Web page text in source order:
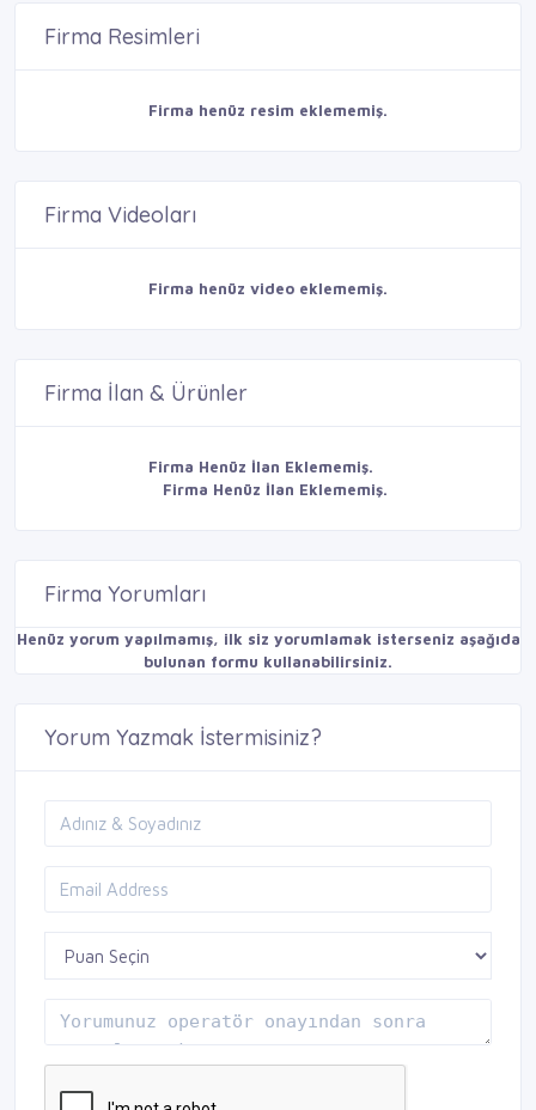
Firma Resimleri
Firma henüz resim eklememiş.
Firma Videoları
Firma henüz video eklememiş.
Firma İlan & Ürünler
Firma Henüz İlan Eklememiş.
Firma Henüz İlan Eklememiş.
Firma Yorumları
Henüz yorum yapılmamış, ilk siz yorumlamak isterseniz aşağıda
bulunan formu kullanabilirsiniz.
Yorum Yazmak İstermisiniz?